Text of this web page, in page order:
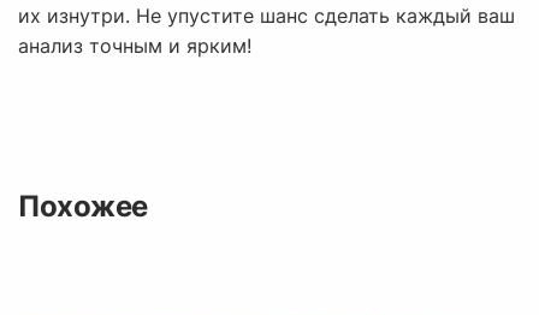
их изнутри. Не упустите шанс сделать каждый ваш
анализ точным и ярким!
Похожее